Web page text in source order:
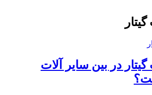
در بین سایر آلات